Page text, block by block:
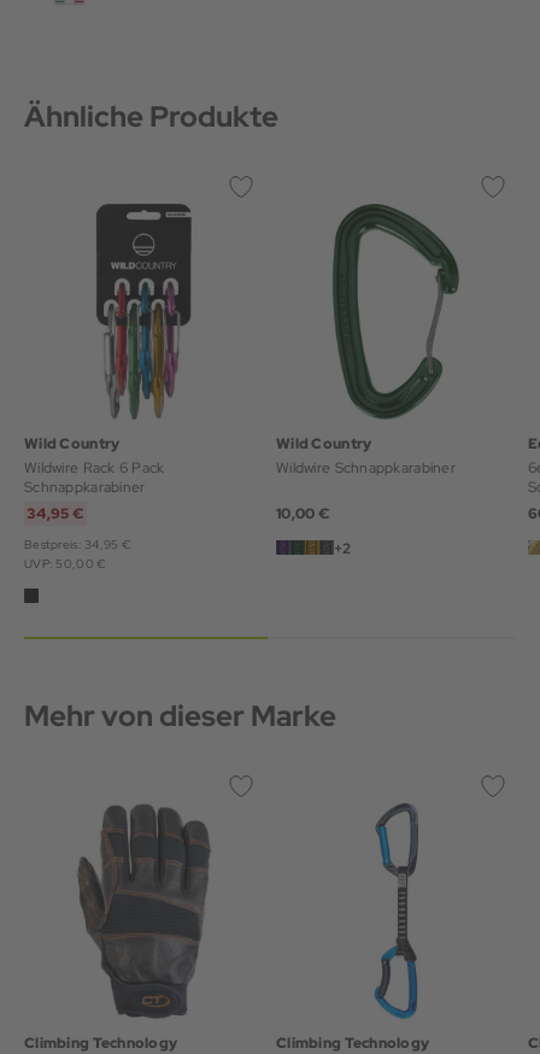
Ähnliche Produkte
Wild Country
Wildwire Rack 6 Pack
Schnappkarabiner
34,95 €
Bestpreis: 34,95 €
UVP: 50,00 €
Wild Country
Wildwire Schnappkarabiner
10,00 €
+2
Mehr von dieser Marke
Climbing Technology
Climbing Technology